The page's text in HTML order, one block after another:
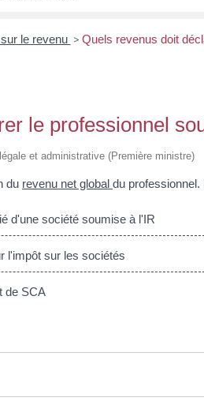
le revenu > Quels revenus doit
le professionnel
et administrative (Première ministre)
du revenu net global du
d'une société soumise à l'IR
l'impôt sur les sociétés
de SCA